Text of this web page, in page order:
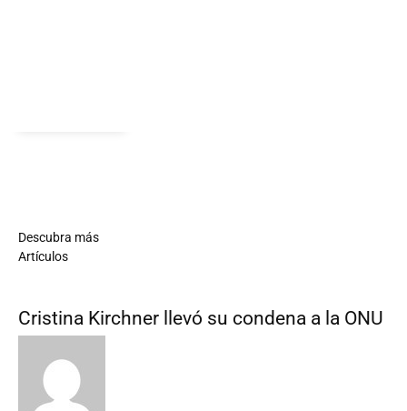
Descubra más
Artículos
Cristina Kirchner llevó su condena a la ONU